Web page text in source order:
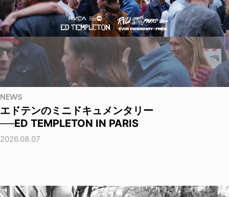
NEWS
エドテンのミニドキュメンタリー
──ED TEMPLETON IN PARIS
2026.08.07